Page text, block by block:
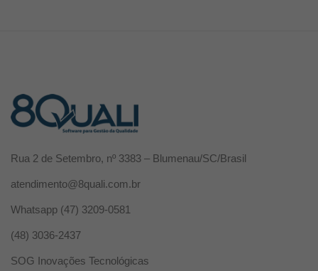
Rua 2 de Setembro, nº 3383 – Blumenau/SC/Brasil
atendimento@8quali.com.br
Whatsapp (47) 3209-0581
(48) 3036-2437
SOG Inovações Tecnológicas